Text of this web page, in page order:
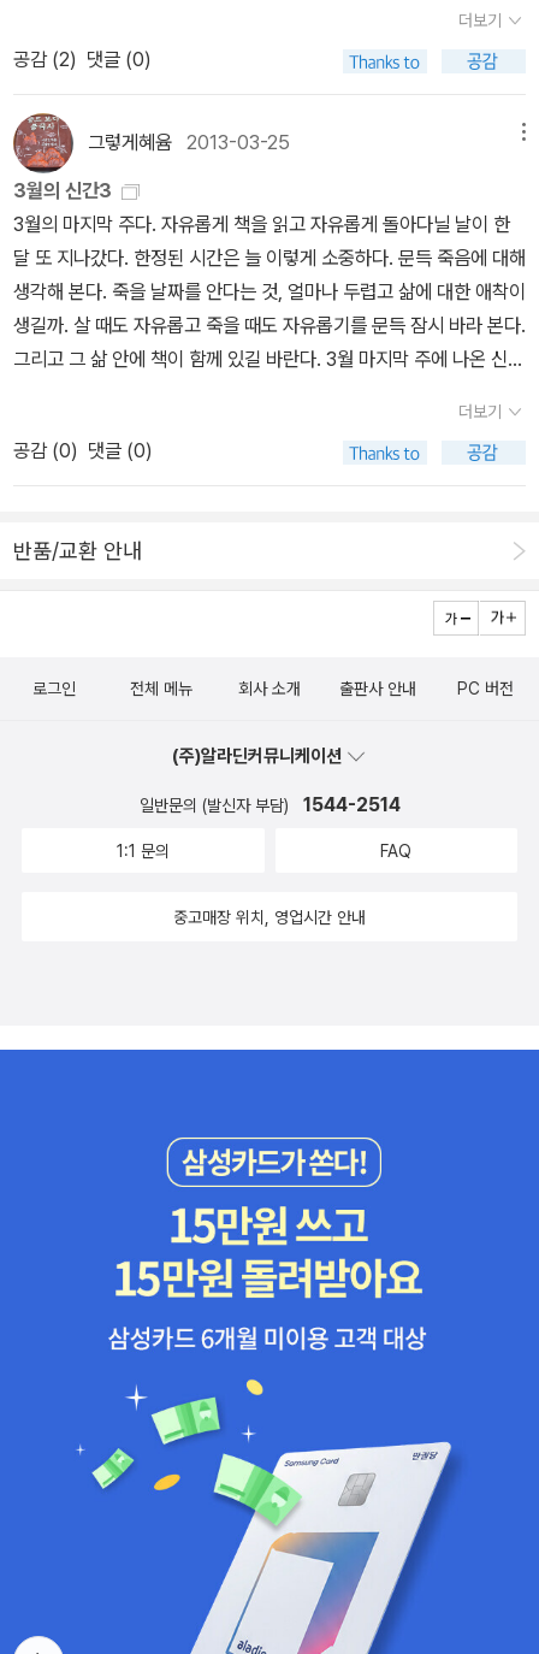
상기시켰어! 이것이 바로 꼬리에 꼬리를 무는 책 읽기.『보바리 부인』
이랑 『감정교육』(1, 2권)도 다 읽었으니 얘도 이젠 읽을 때가 되었다.
음! 그런데 너희들은 새 책인데 왜 헌책 느낌이냐; 얼마나 사람들이 안
찾았으면... 오구오구, 불쌍한 것들. 아무튼 다음 달 문학 분야 독서 1
순위. 26~27. 조지프 헬러 『캐치-22』 1,2 28. 피에르 파올로 파솔
리니 『폭력적인 삶』29. 아고타 크리스토프 『존재의 세 가지 거짓말』
ㅡ 예전 책으로 1~2부만 읽고 끝을 못 봤다. 30. 로베르트 무질 『생
전 유고/어리석음에 대하여』ㅡ 그의 문체가 맞는 사람은 그의 책을
계속 사보게 된다. 32. 정지돈 『우리는 다른 사람들의 기억에서 살 것
이다』 ㅡ 밀리의 서재 오리지널 단편 정지돈 <무한의 섬> 재밌게 읽
편 모음집 『우리는 다른 사람들의 기억에서 살 것이다』 구매. 언제 읽
어도 이렇게도 소설이라 말할 수 있는 거군 싶은ㅎ 에세이 스타일 제
프 다이어 소설과 비슷한 구석도 있고.33. 『2019년 제 10회 젊은작
한국 소설가들의 시대 정서를 읽는 바로미터이기도. 34. 너새니얼 호
로 보고 싶어서.김영하 작가 그림도 잘 그리시네요^^♡​ [그림책]3
다 보고 싶을 때 급처방용. 바닷가에서 어린 시절을 보낸 내가 본 풍경
복받은 집』ㅡ 밀리의 서재랑 어떻게 대적하실라옹? 했더니 오디오북
이랑 교양 팩 e book으로 대적하시는 알라딘ㅎㅎ 환영할 일입니다
못 한 상황에서 반갑게 e book 등장. 김영사 참 내 취향ㅎ​​ 말일에 e
『한낮의 우울』 을 유익하게 읽었기에 이번에 나온 『경험수집가의 여
행』도 꼭 읽어 보고 싶었다. 이 작가는 왜 늘 벽돌 책이냐😭읽다가 진
도 안 나가면 알라딘 e book 특가 30일 2900원 교양팩 2에 이 책
이 있으므로 그걸 살 예정.​리처드 파워스 『오버스토리』ㅡ 처음 나왔
을 때 좀 궁금했는데 최근에 2019년 퓰리처상 받았다니 안 읽어 볼
수 없겠음.​에드윈 A. 애벗 『주석 달린 플랫랜드』ㅡ 소장하고 있는 『플
매이고 자유롭게 책을 읽고 싶었으나 민음 북클럽 굿즈를 보자마자
와장창 무너짐oTL가입선물로 받을 책 고르는데 내가 찜한 책은 전
부! 선택할 수 없어서 화가 났다. 참 신기한 일.다른 출판사 세계문학
전집에서 없는 책이라 더욱 민음사에서 사야 하는 책인데 내부 방침
상 팔 수 없다는 통보를 받고.... 휴, 고르는데 정말 애먹었다. ​ • 민음
사 세계문학전집조지프 헬러 『캐치 22』1, 2권​• 민음 세계 시인선베
르톨트 브레히트 『서정시를 쓰기 힘든 시대』- 짧고 강렬한 울림!​<국
집과 가족을 어떻게 설명할까 (「슬픔의 왕」, 중에서) 슬픔이 넘치는
세상, 절망이 차오르는 세상에 이런 시는 어떤 위로가 될까. 아무것도
아닌 존재로 살아가는 이들처럼 슬픔에 무뎌진 삶을 어떻게 달랠 수
있을까. 어떤 시는 그렇다. 시를 읽노라면 눈물이 나고, 시를 읽노라면
가슴이 먹먹해진다. 언제부턴가 여름이란 단어를 사랑하고 있는 걸
확인한다. 여름을, 그냥 지나칠 수 없으니 말이다. 무성한 풀들, 생명
력 넘치는 식물들의 천국 같은 계절. 그 안에서 나도 그들에게 기대어
살아가고 싶은 욕망이 자란다. 그 여름이 내가 알지 못하는 여름일지
라도. 그렇지만 네가 밟은 것, 밟아서 더 깨뜨린 것, 더 깨뜨려서 흩어
진 것, 그런 지겨운 것이 죽은 새, 웅덩이, 부서진 울타리, 뒹구는 손을
덮어준다. 풀과 꿈을 키워준다. 다가올 여름과 지나간 여름 사이 슬픔
이 있다면 너는 오늘과 슬픔 사이에 있고 싶다. ( 「너의 여름 속을 걷
쉬운 시간이구. 하지만 제 손으로 머리칼을 털며 고갤 숙이고 있는 장
중에서) 아침을 기대할 수 있는 저녁, 헤어지기 좋은 시간이면서 만
남을 기다리는 시간. 저녁이 없는 삶이 아니라 저녁을 꿈꾸는 작고 소
박한 시를 읽는다. 시인이 남긴 이야기가 누군가에게 전해지고 계속
사실 장바구니에 이미 담겨있는데 아무래도 반값을 해도 목돈이다보
니 적립금 문제도 있으니 여러번에 나눠서 ㅋㅋㅋ 나, 되게 알뜰해~~
픔.. 이미 사보고 좋아서 추천하고픈 책은 향후
수정하며 골라볼 예정이다.
읽다보면 좋은 시가 많아 귀퉁이가 다 접혀버릴 것 같아 꾹꾹 참지만
그래도 접혀진 시들이 많아 행복하다. 이 시들 중에 어떤 시를 옮겨
적고, 또 소리내어 읽어볼까? 그런 행복한 고민으로 시간을 보내다
결국 오은 시인의 <인과율>과 김상혁 시인의 <올라가는 열매>를 옮
겨적기로 한다. 그리고 접혀진 시들은 결국, 다 소리내어 읽어보고 녹
음해 보고 혼자 있을 때 들어보게 되지 않을까?지금도 벌써 5편의 시
가 녹음되어 있는데 들을 때마다 시가 내 것이 되어 가는 것 같다. *
어쩌면, 분명 나는 모든 사람그중 요즘은 아이가 되기 위해 아이를 낳
은 사람. * 이 시와 <옛날 사람에게>의 분위기가 좋았다. 슬프다는
말이 그렇게 슬프지만은 않았다. 시심 돋는 봄, 여름이 오기 전에 시심
더보기
공감 (2) 댓글 (0)
그렇게혜윰 2013-03-25
3월의 신간3
3월의 마지막 주다. 자유롭게 책을 읽고 자유롭게 돌아다닐 날이 한
달 또 지나갔다. 한정된 시간은 늘 이렇게 소중하다. 문득 죽음에 대해
생각해 본다. 죽을 날짜를 안다는 것, 얼마나 두렵고 삶에 대한 애착이
생길까. 살 때도 자유롭고 죽을 때도 자유롭기를 문득 잠시 바라 본다.
그리고 그 삶 안에 책이 함께 있길 바란다. 3월 마지막 주에 나온 신간
시아 문학의 맛있는 코드> 세계 문학이 출판 붐이 일었다고 하고 그
에 대해 여러 전문가들이 대담을 하는 글도 읽어본 적이 있다. 그 안을
들여다보면 요즘 세계 문학의 대세는 '러시아 문학'인 것 같다. 사실
머리 집어 뜯어가며 어려운 말로 된 전문 서적에 도전해본 적도 있지
만 여전히 모르는 건 모르는 것이다. 이 책의 저자 석영중은 대중적
인 러시아문학서를 쓰는 작가라고 한다. 어려움에 한 번 봉착했던 사
알라딘가 16,200원 2. <하루 여행> 온라인 카페에서 간간히 글
적이고 감각적인 그분의 글이 어떻게 사진과 어우러져 있을지 궁금하
다. 블로그에 자신의 이름 앞에 모놀로그를 붙인만큼 뭔가 아련한 느
고 아름답게 소규모 출판도 하시고 사진전도 하시더니 이렇게 책을
320원 3. <반려식물> 개인적으로 동물을 너무 무서워해서 함께
물> 그래 함께 살아가는 식물아, 네가 날 좀 봐주면 안되겠니? 날 위
해 좀 건강히 잘 버텨주렴 ㅠㅠ 이렇게 말하고픈 마음이 들 정도이다.
오은 시인을 비롯 많은 사람들이 자신과 함께 사는 식물들과의 삶을
꺼내어 보여준 이 책이 참 궁금하다. 나도 함께 살 수 있으려나? - 알
라딘가 11,700원 4. <라일락과 고래와 내 사람> 1998년 문학동네
신인상을 수상하고 등단한 김충규 시인의 유고 시집이다. 작년에 마
흔 일곱의 나이로 세상을 등진 시인이 차마 보지 못했던 시집을 우리
만 보는 것이 미안하다. 표제시만 보아도 뭔가 아픔이 밀려온다. 그런
데 제목에 '라일락'도 들어가고 '내 사람'도 들어가는 걸 보니 시인은
따뜻한 사람이었을 것 같다는 느낌이 든다. - 알라딘가 7,200원 라
일락과 고래와 내 사람 라일락이 보일락 말락 어디에 숨었니? 내 사
람 공기가 삭아내리는 소리 라일락 향기 지독해서 숨어버린 거니? 내
사람 라일락을 가진 집의 지붕 위에 찌그러진 심장 반쪽 다급히 숨은
거니? 내 사람 저 집은 죽은 고래 저 심장은 고래의 각혈 덩어리 내가
먼바다에서 잡아온 고래가 라일락 향기에 죽었다 내가 이 세상에 낳
아보지 않은 희미한 딸이 멀리서 손짓하는 한참 오후 눈 비벼보면 아
더보기
공감 (0) 댓글 (0)
반품/교환 안내
뒤로가
로그인 전체 메뉴 회사 소개 출판사 안내 PC 버전
(주)알라딘커뮤니케이션
일반문의 (발신자 부담) 1544-2514
1:1 문의 FAQ
중고매장 위치, 영업시간 안내